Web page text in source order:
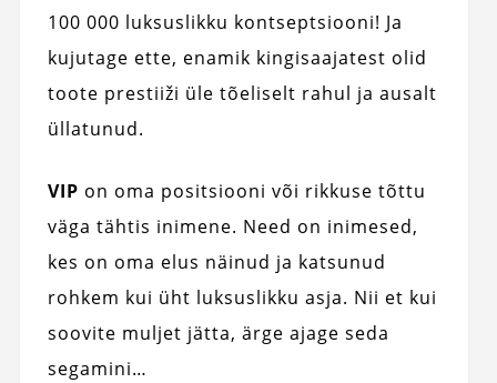
100 000 luksuslikku kontseptsiooni! Ja
kujutage ette, enamik kingisaajatest olid
toote prestiiži üle tõeliselt rahul ja ausalt
üllatunud.
VIP on oma positsiooni või rikkuse tõttu
väga tähtis inimene. Need on inimesed,
kes on oma elus näinud ja katsunud
rohkem kui üht luksuslikku asja. Nii et kui
soovite muljet jätta, ärge ajage seda
segamini…